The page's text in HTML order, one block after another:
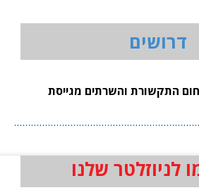
דרושים
התקשורת והשרתים מגייסת
לניוזלטר שלנו